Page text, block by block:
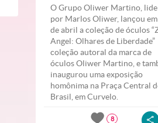
O Grupo Oliwer Martino,
por Marlos Oliwer, lançou
de abril a coleção de óculos
Angel: Olhares de Liberdade”
coleção autoral da marca de
óculos Oliwer Martino, e
inaugurou uma exposição
homônima na Praça Central
Brasil, em Curvelo.
8